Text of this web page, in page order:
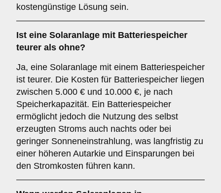
kostengünstige Lösung sein.
Ist eine Solaranlage mit Batteriespeicher
teurer als ohne?
Ja, eine Solaranlage mit einem Batteriespeicher
ist teurer. Die Kosten für Batteriespeicher liegen
zwischen 5.000 € und 10.000 €, je nach
Speicherkapazität. Ein Batteriespeicher
ermöglicht jedoch die Nutzung des selbst
erzeugten Stroms auch nachts oder bei
geringer Sonneneinstrahlung, was langfristig zu
einer höheren Autarkie und Einsparungen bei
den Stromkosten führen kann.